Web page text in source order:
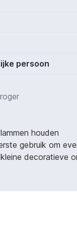
persoon
houden
gebruik om
decoratieve